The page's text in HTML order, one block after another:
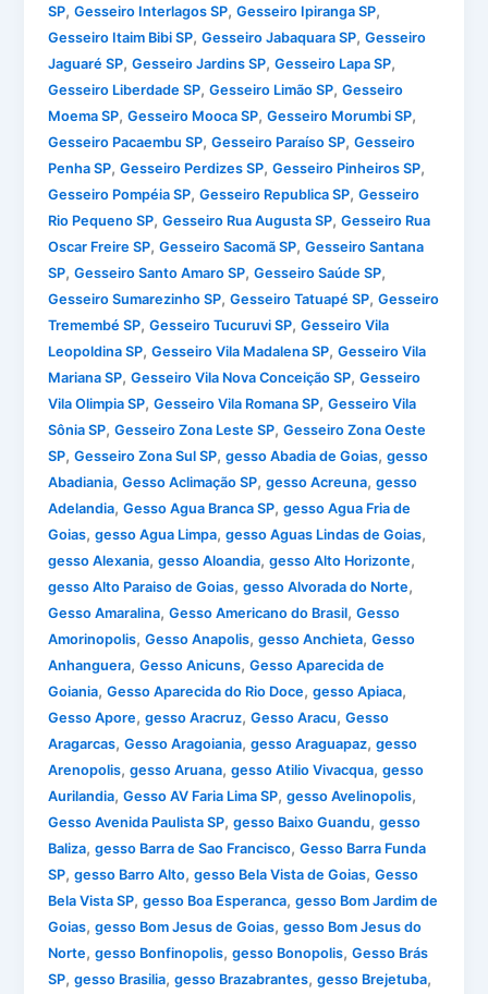
SP,Gesseiro Interlagos SP,Gesseiro Ipiranga SP,
Gesseiro Itaim Bibi SP,Gesseiro Jabaquara SP,Gesseiro
Jaguaré SP,Gesseiro Jardins SP,Gesseiro Lapa SP,
Gesseiro Liberdade SP,Gesseiro Limão SP,Gesseiro
Moema SP,Gesseiro Mooca SP,Gesseiro Morumbi SP,
Gesseiro Pacaembu SP,Gesseiro Paraíso SP,Gesseiro
Penha SP,Gesseiro Perdizes SP,Gesseiro Pinheiros SP,
Gesseiro Pompéia SP,Gesseiro Republica SP,Gesseiro
Rio Pequeno SP,Gesseiro Rua Augusta SP,Gesseiro Rua
Oscar Freire SP,Gesseiro Sacomã SP,Gesseiro Santana
SP,Gesseiro Santo Amaro SP,Gesseiro Saúde SP,
Gesseiro Sumarezinho SP,Gesseiro Tatuapé SP,Gesseiro
Tremembé SP,Gesseiro Tucuruvi SP,Gesseiro Vila
Leopoldina SP,Gesseiro Vila Madalena SP,Gesseiro Vila
Mariana SP,Gesseiro Vila Nova Conceição SP,Gesseiro
Vila Olimpia SP,Gesseiro Vila Romana SP,Gesseiro Vila
Sônia SP,Gesseiro Zona Leste SP,Gesseiro Zona Oeste
SP,Gesseiro Zona Sul SP,gesso Abadia de Goias,gesso
Abadiania,Gesso Aclimação SP,gesso Acreuna,gesso
Adelandia,Gesso Agua Branca SP,gesso Agua Fria de
Goias,gesso Agua Limpa,gesso Aguas Lindas de Goias,
gesso Alexania,gesso Aloandia,gesso Alto Horizonte,
gesso Alto Paraiso de Goias,gesso Alvorada do Norte,
Gesso Amaralina,Gesso Americano do Brasil,Gesso
Amorinopolis,Gesso Anapolis,gesso Anchieta,Gesso
Anhanguera,Gesso Anicuns,Gesso Aparecida de
Goiania,Gesso Aparecida do Rio Doce,gesso Apiaca,
Gesso Apore,gesso Aracruz,Gesso Aracu,Gesso
Aragarcas,Gesso Aragoiania,gesso Araguapaz,gesso
Arenopolis,gesso Aruana,gesso Atilio Vivacqua,gesso
Aurilandia,Gesso AV Faria Lima SP,gesso Avelinopolis,
Gesso Avenida Paulista SP,gesso Baixo Guandu,gesso
Baliza,gesso Barra de Sao Francisco,Gesso Barra Funda
SP,gesso Barro Alto,gesso Bela Vista de Goias,Gesso
Bela Vista SP,gesso Boa Esperanca,gesso Bom Jardim de
Goias,gesso Bom Jesus de Goias,gesso Bom Jesus do
Norte,gesso Bonfinopolis,gesso Bonopolis,Gesso Brás
SP,gesso Brasilia,gesso Brazabrantes,gesso Brejetuba,